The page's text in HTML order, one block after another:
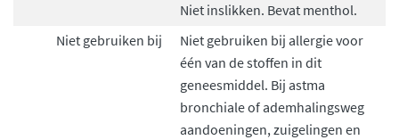
Niet inslikken. Bevat menthol.
Niet gebruiken bij
Niet gebruiken bij allergie voor
één van de stoffen in dit
geneesmiddel. Bij astma
bronchiale of ademhalingsweg
aandoeningen, zuigelingen en